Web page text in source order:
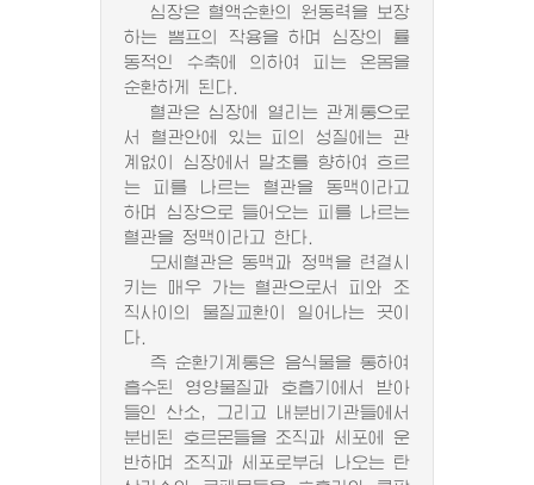
심장은 혈액순환의 원동력을 보장
하는 뽐프의 작용을 하며 심장의 률
동적인 수축에 의하여 피는 온몸을
순환하게 된다.
혈관은 심장에 열리는 관계통으로
서 혈관안에 있는 피의 성질에는 관
계없이 심장에서 말초를 향하여 흐르
는 피를 나르는 혈관을 동맥이라고
하며 심장으로 들어오는 피를 나르는
혈관을 정맥이라고 한다.
모세혈관은 동맥과 정맥을 련결시
키는 매우 가는 혈관으로서 피와 조
직사이의 물질교환이 일어나는 곳이
다.
즉 순환기계통은 음식물을 통하여
흡수된 영양물질과 호흡기에서 받아
들인 산소, 그리고 내분비기관들에서
분비된 호르몬들을 조직과 세포에 운
반하며 조직과 세포로부터 나오는 탄